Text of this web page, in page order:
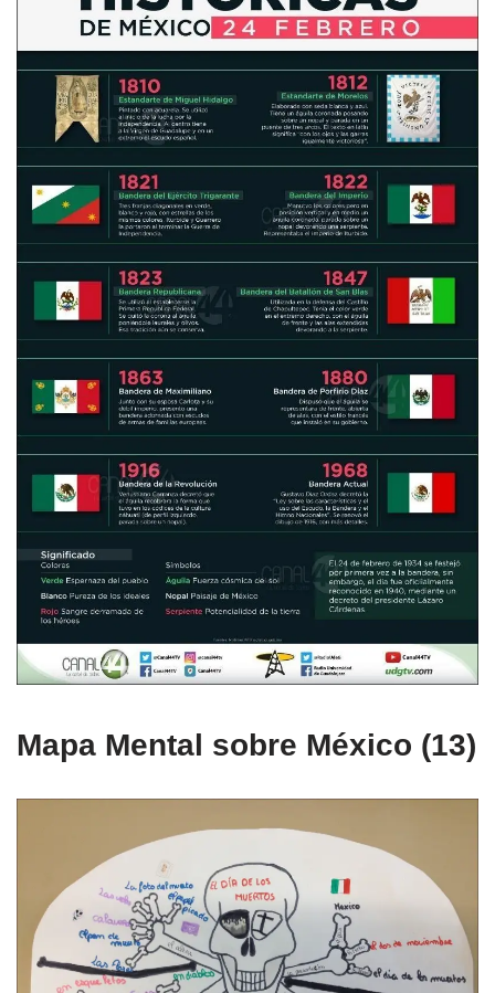
Mapa Mental sobre México (13)